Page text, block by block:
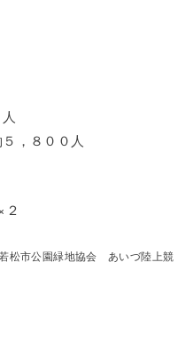
，８００人
松市公園緑地協会 あいづ陸上競